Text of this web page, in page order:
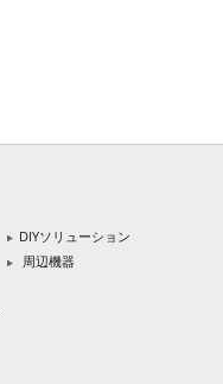
DIYソリューション
周辺機器